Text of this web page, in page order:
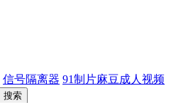
信号隔离器 91制片麻豆成人视频